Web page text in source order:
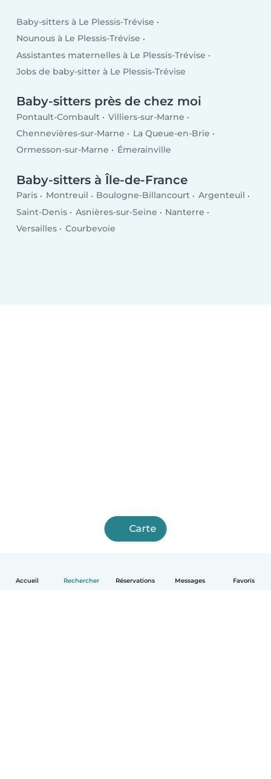
Accueil Rechercher Réservations Messages Favoris
Baby-sitters à Le Plessis-Trévise
Nounous à Le Plessis-Trévise
Assistantes maternelles à Le Plessis-Trévise
Jobs de baby-sitter à Le Plessis-Trévise
Baby-sitters près de chez moi
Pontault-Combault
Villiers-sur-Marne
Chennevières-sur-Marne
La Queue-en-Brie
Ormesson-sur-Marne
Émerainville
Baby-sitters à Île-de-France
Paris Montreuil Boulogne-Billancourt
Argenteuil
Saint-Denis
Asnières-sur-Seine
Nanterre
Versailles
Courbevoie
Carte